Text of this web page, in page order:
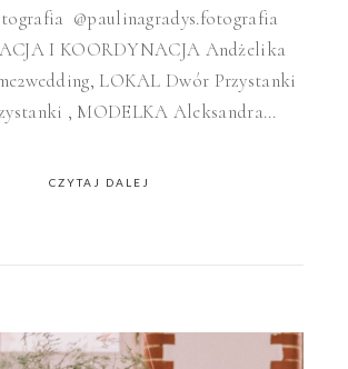
@paulinagradys.fotografia
I KOORDYNACJA Andżelika
LOKAL Dwór Przystanki
, MODELKA Aleksandra…
CZYTAJ DALEJ